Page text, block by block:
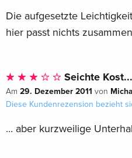
Die aufgesetzte
hier passt nichts zusammen
Seichte Kost...
Am 29. Dezember 2011 von
Diese Kundenrezension bezieht
... aber kurzweilige